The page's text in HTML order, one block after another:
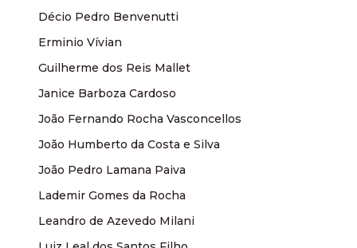
Décio Pedro Benvenutti
Erminio Vívian
Guilherme dos Reis Mallet
Janice Barboza Cardoso
João Fernando Rocha Vasconcellos
João Humberto da Costa e Silva
João Pedro Lamana Paiva
Lademir Gomes da Rocha
Leandro de Azevedo Milani